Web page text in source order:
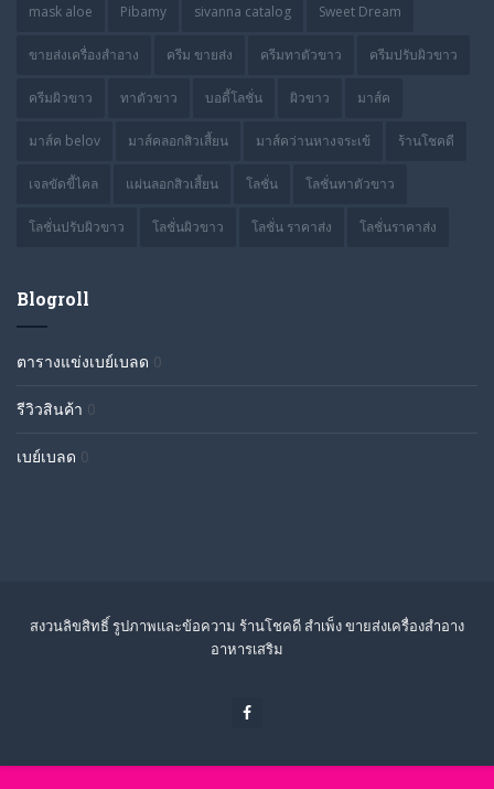
mask aloe Pibamy sivanna catalog Sweet Dream
ขายส่งเครื่องสำอาง ครีม ขายส่ง ครีมทาตัวขาว ครีมปรับผิวขาว
ครีมผิวขาว ทาตัวขาว บอดี้โลชั่น ผิวขาว มาส์ค
มาส์ค belov มาส์คลอกสิวเสี้ยน มาส์คว่านหางจระเข้ ร้านโชคดี
เจลขัดขี้ไคล แผ่นลอกสิวเสี้ยน โลชั่น โลชั่นทาตัวขาว
โลชั่นปรับผิวขาว โลชั่นผิวขาว โลชั่น ราคาส่ง โลชั่นราคาส่ง
Blogroll
ตารางแข่งเบย์เบลด 0
รีวิวสินค้า 0
เบย์เบลด 0
สงวนลิขสิทธิ์ รูปภาพและข้อความ ร้านโชคดี สำเพ็ง ขายส่งเครื่องสำอาง
อาหารเสริม